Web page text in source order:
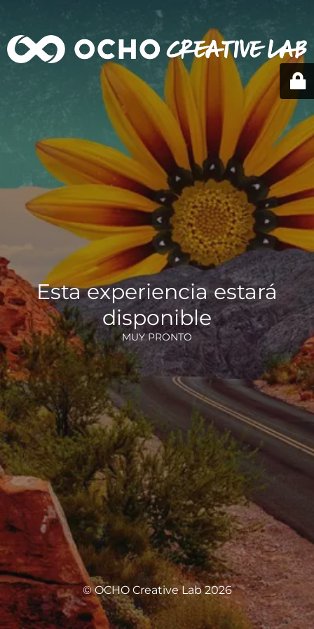
Esta experiencia estará
disponible
MUY PRONTO
© OCHO Creative Lab 2026